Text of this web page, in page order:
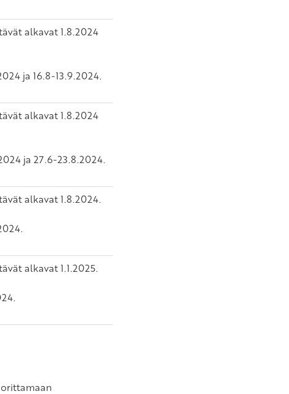
alkavat 1.8.2024
ja 16.8-13.9.2024.
alkavat 1.8.2024
ja 27.6-23.8.2024.
alkavat 1.8.2024.
alkavat 1.1.2025.